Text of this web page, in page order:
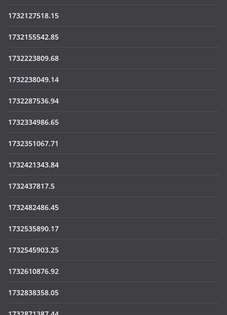
1732127518.15
1732155542.85
1732223809.68
1732238049.14
1732287536.94
1732334986.65
1732351067.71
1732421343.84
1732437817.5
1732482486.45
1732535890.17
1732545903.25
1732610876.92
1732838358.05